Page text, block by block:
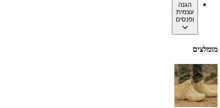
הגנה
עצמית
ופנסים
מומלצים